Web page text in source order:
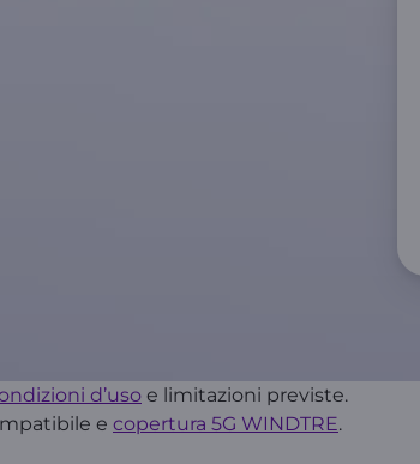
d’uso e limitazioni previste.
e copertura 5G WINDTRE.